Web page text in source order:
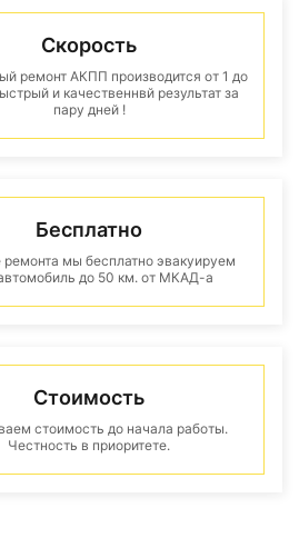
Скорость
ремонт АКПП производится от 1 до
и качественнвй результат за
пару дней !
Бесплатно
ремонта мы бесплатно эвакуируем
до 50 км. от МКАД-а
Стоимость
стоимость до начала работы.
Честность в приоритете.